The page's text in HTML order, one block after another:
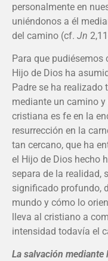
personalmente en
uniéndonos a él
del camino (cf. Jn
Para que pudiésemos
Hijo de Dios ha
Padre se ha
mediante un camino
cristiana es fe en la
resurrección en la
tan cercano, que ha
el Hijo de Dios hecho
separa de la realidad,
significado profundo,
mundo y cómo lo
lleva al cristiano a
intensidad todavía el
La salvación mediante